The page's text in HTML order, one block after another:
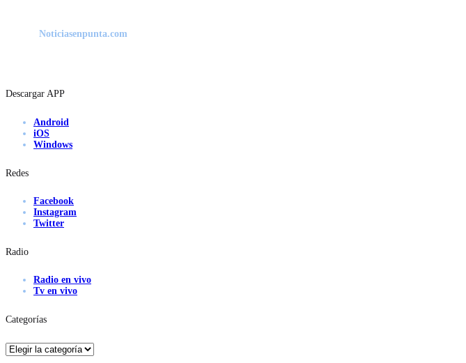
Noticiasenpunta.com
Descargar APP
Android
iOS
Windows
Redes
Facebook
Instagram
Twitter
Radio
Radio en vivo
Tv en vivo
Categorías
Categorías